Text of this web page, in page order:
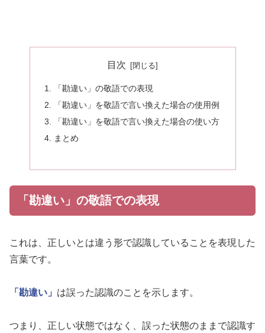
目次
「勘違い」の敬語での表現
「勘違い」を敬語で言い換えた場合の使用例
「勘違い」を敬語で言い換えた場合の使い方
まとめ
「勘違い」の敬語での表現
これは、正しいとは違う形で認識していることを表現した
言葉です。
「勘違い」 は誤った認識のことを示します。
つまり、正しい状態ではなく、誤った状態のままで認識す